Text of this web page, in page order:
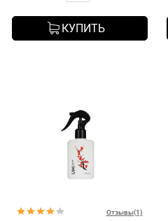
КУПИТЬ
Отзывы(1)